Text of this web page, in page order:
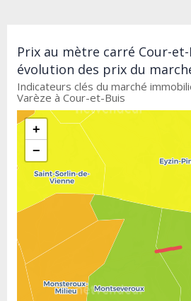
Prix au mètre carré Cour-et-
évolution des prix du
Indicateurs clés du marché
Varèze à Cour-et-Buis
+
−